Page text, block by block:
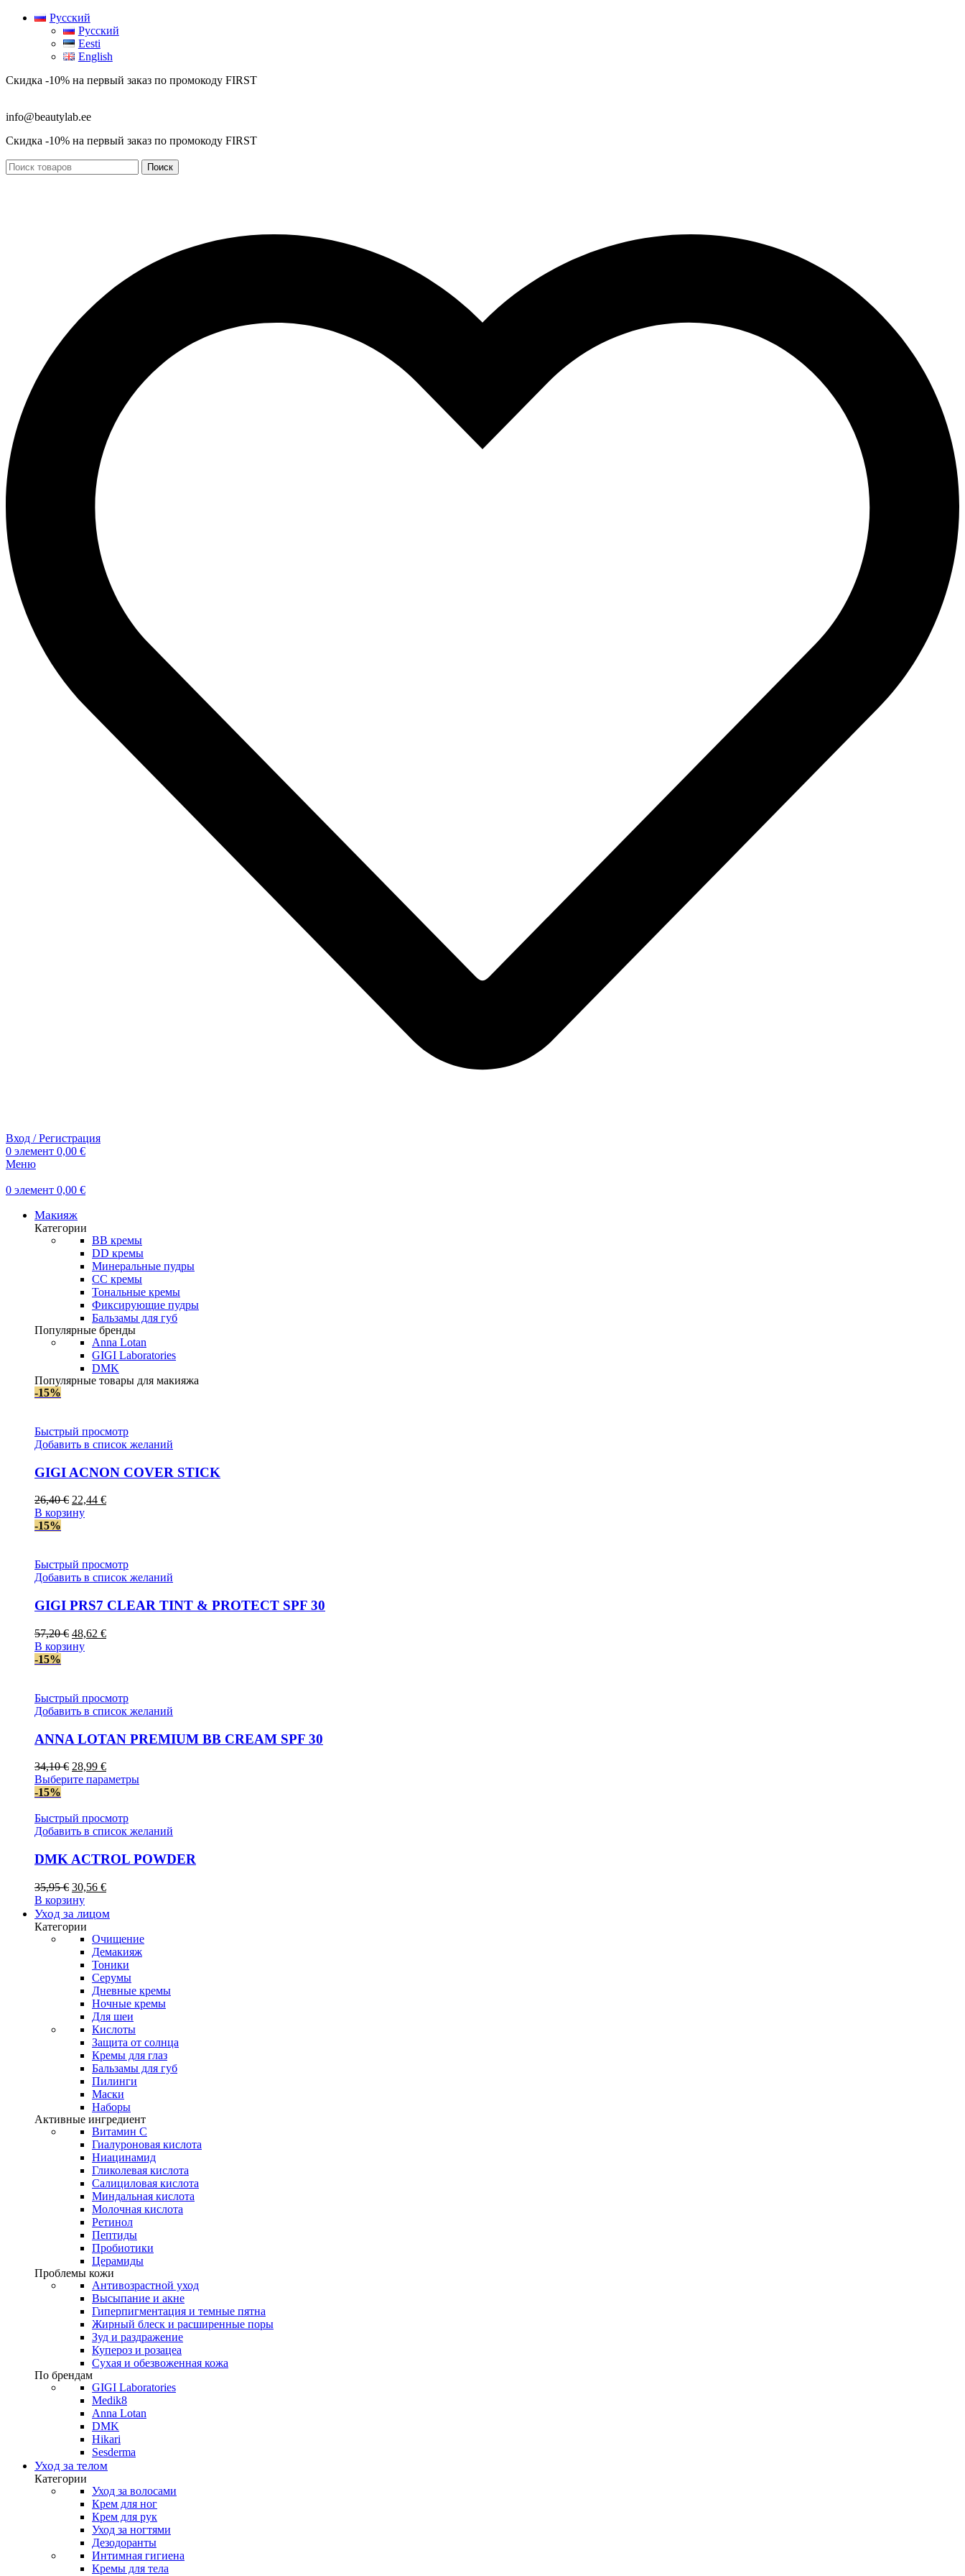
Русский
Русский
Eesti
English
Скидка -10% на первый заказ по промокоду FIRST
info@beautylab.ee
Скидка -10% на первый заказ по промокоду FIRST
Поиск
Вход / Регистрация
0 элемент 0,00 €
Меню
0 элемент 0,00 €
Макияж
Категории
BB кремы
DD кремы
Минеральные пудры
СС кремы
Тональные кремы
Фиксирующие пудры
Бальзамы для губ
Популярные бренды
Anna Lotan
GIGI Laboratories
DMK
Популярные товары для макияжа
-15%
Быстрый просмотр
Добавить в список желаний
GIGI AСNON COVER STICK
26,40€ Первоначальная
цена
22,44 €Текущая
В корзину
-15%
Быстрый просмотр
Добавить в список желаний
GIGI PRS7 CLEAR TINT & PROTECT SPF 30
57,20€ Первоначальная
цена
48,62 €Текущая
В корзину
-15%
Быстрый просмотр
Добавить в список желаний
ANNA LOTAN PREMIUM BB CREAM SPF 30
34,10€ Первоначальная
цена
28,99 €Текущая
цена:
Выберите параметрыЭтот
вариаций.
можно
выбрать
-15%
Быстрый просмотр
Добавить в список желаний
DMK ACTROL POWDER
35,95€ Первоначальная
цена
составляла
35,95 €.
30,56 €Текущая
30,56 €.
В корзину
Уход за лицом
Категории
Очищение
Демакияж
Тоники
Серумы
Дневные кремы
Ночные кремы
Для шеи
Кислоты
Защита от солнца
Кремы для глаз
Бальзамы для губ
Пилинги
Маски
Наборы
Активные ингредиент
Витамин С
Гиалуроновая кислота
Ниацинамид
Гликолевая кислота
Салициловая кислота
Миндальная кислота
Молочная кислота
Ретинол
Пептиды
Пробиотики
Церамиды
Проблемы кожи
Антивозрастной уход
Высыпание и акне
Гиперпигментация и темные пятна
Жирный блеск и расширенные поры
Зуд и раздражение
Купероз и розацеа
Сухая и обезвоженная кожа
По брендам
GIGI Laboratories
Medik8
Anna Lotan
DMK
Hikari
Sesderma
Уход за телом
Категории
Уход за волосами
Крем для ног
Крем для рук
Уход за ногтями
Дезодоранты
Интимная гигиена
Кремы для тела